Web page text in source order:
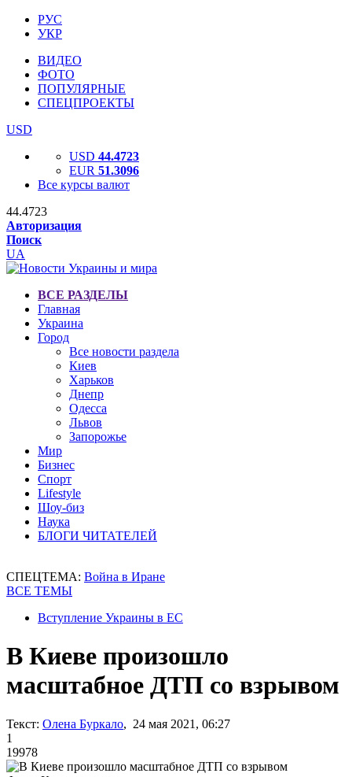
РУС
УКР
ВИДЕО
ФОТО
ПОПУЛЯРНЫЕ
СПЕЦПРОЕКТЫ
USD
USD 44.4723
EUR 51.3096
Все курсы валют
44.4723
Авторизация
Поиск
UA
ВСЕ РАЗДЕЛЫ
Главная
Украина
Город
Все новости раздела
Киев
Харьков
Днепр
Одесса
Львов
Запорожье
Мир
Бизнес
Спорт
Lifestyle
Шоу-биз
Наука
БЛОГИ ЧИТАТЕЛЕЙ
СПЕЦТЕМА: Война в Иране
ВСЕ ТЕМЫ
Вступление Украины в ЕС
В Киеве произошло
масштабное ДТП со взрывом
Текст: Олена Буркало, 24 мая 2021, 06:27
1
19978